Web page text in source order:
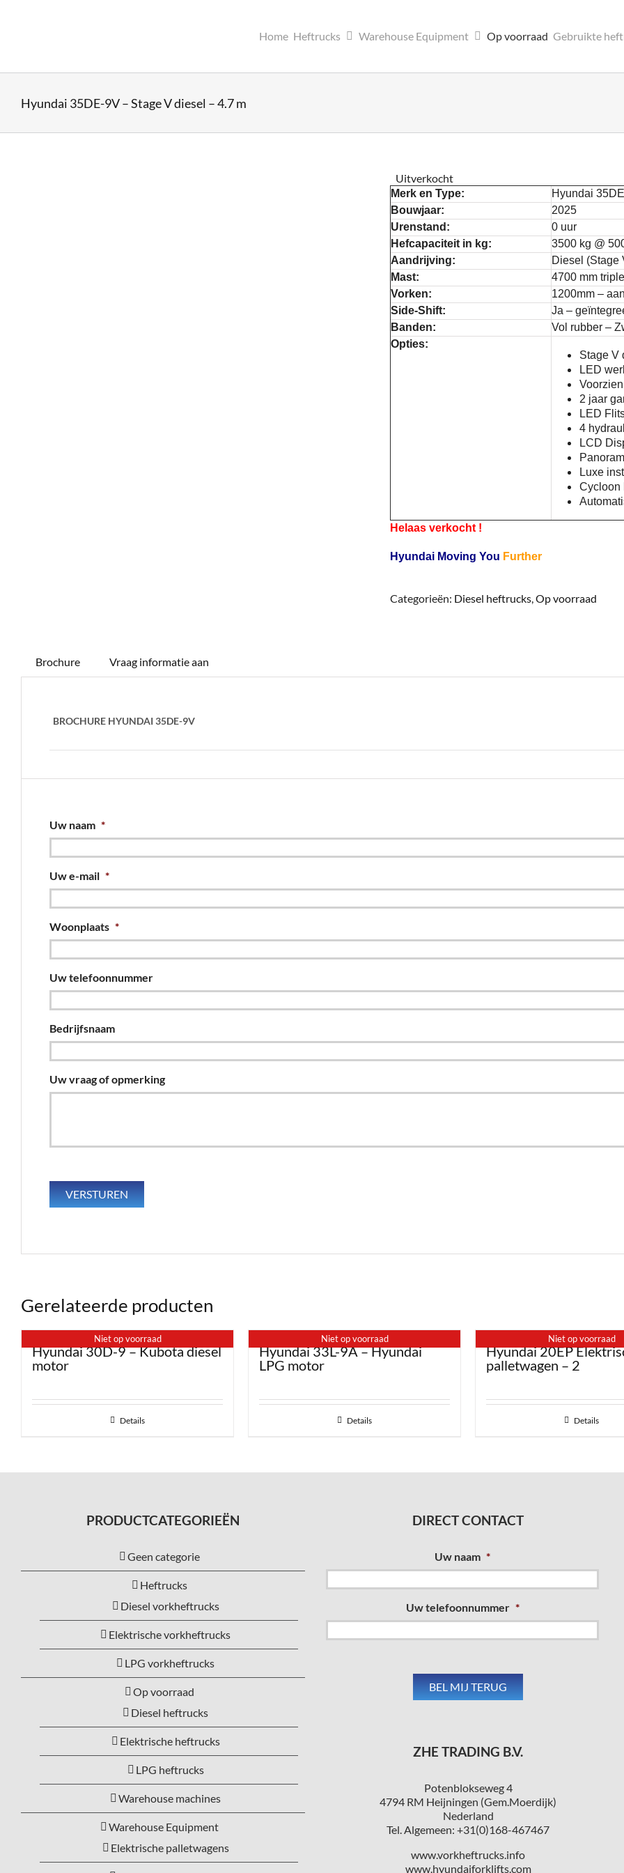
Home Heftrucks Warehouse Equipment Op voorraad Gebruikte
Hyundai 35DE-9V – Stage V diesel – 4.7 m
Uitverkocht
Merk en Type:
Hyundai
Bouwjaar:
2025
Urenstand:
0 uur
Hefcapaciteit in kg:
3500 kg @
Aandrijving:
Diesel (Stage
Mast:
4700 mm
Vorken:
1200mm –
Side-Shift:
Ja –
Banden:
Vol rubber –
Opties:
Stage V
LED
2 jaar
LED
4
LCD
Luxe
Cycloon
Helaas verkocht !
Hyundai Moving You Further
Categorieën: Diesel heftrucks,Op voorraad
Brochure Vraag informatie aan
BROCHURE HYUNDAI 35DE-9V
Uw naam *
Uw e-mail *
Woonplaats *
Uw telefoonnummer
Bedrijfsnaam
Uw vraag of opmerking
Gerelateerde producten
Niet op voorraad
Hyundai 30D-9 – Kubota diesel
motor
Details
Niet op voorraad
Hyundai 33L-9A – Hyundai
LPG motor
Details
Niet op voorraad
Hyundai 20EP
palletwagen – 2
Details
PRODUCTCATEGORIEËN
Geen categorie
Heftrucks
Diesel vorkheftrucks
Elektrische vorkheftrucks
LPG vorkheftrucks
Op voorraad
Diesel heftrucks
Elektrische heftrucks
LPG heftrucks
Warehouse machines
Warehouse Equipment
Elektrische palletwagens
DIRECT CONTACT
Uw naam *
Uw telefoonnummer *
ZHE TRADING B.V.
Potenblokseweg 4
4794 RM Heijningen (Gem.Moerdijk)
Nederland
Tel. Algemeen: +31(0)168-467467
www.vorkheftrucks.info
www.hyundaiforklifts.com